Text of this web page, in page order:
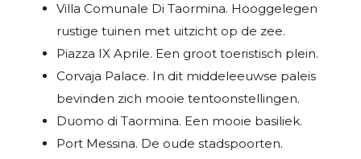
Villa Comunale Di Taormina. Hooggelegen
rustige tuinen met uitzicht op de zee.
Piazza IX Aprile. Een groot toeristisch plein.
Corvaja Palace. In dit middeleeuwse paleis
bevinden zich mooie tentoonstellingen.
Duomo di Taormina. Een mooie basiliek.
Port Messina. De oude stadspoorten.